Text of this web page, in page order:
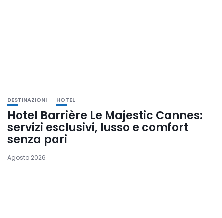
DESTINAZIONI HOTEL
Hotel Barrière Le Majestic Cannes:
servizi esclusivi, lusso e comfort
senza pari
Agosto 2026